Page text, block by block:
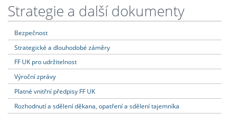
Strategie a další dokumenty
Bezpečnost
Strategické a dlouhodobé záměry
FF UK pro udržitelnost
Výroční zprávy
Platné vnitřní předpisy FF UK
Rozhodnutí a sdělení děkana, opatření a sdělení tajemníka